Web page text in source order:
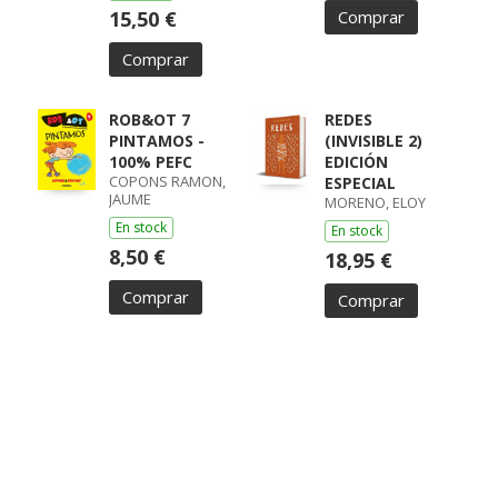
15,50 €
Comprar
Comprar
ROB&OT 7
PINTAMOS -
100% PEFC
COPONS RAMON,
JAUME
En stock
8,50 €
Comprar
REDES
(INVISIBLE 2)
EDICIÓN
ESPECIAL
MORENO, ELOY
En stock
18,95 €
Comprar